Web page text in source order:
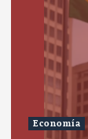
Economía